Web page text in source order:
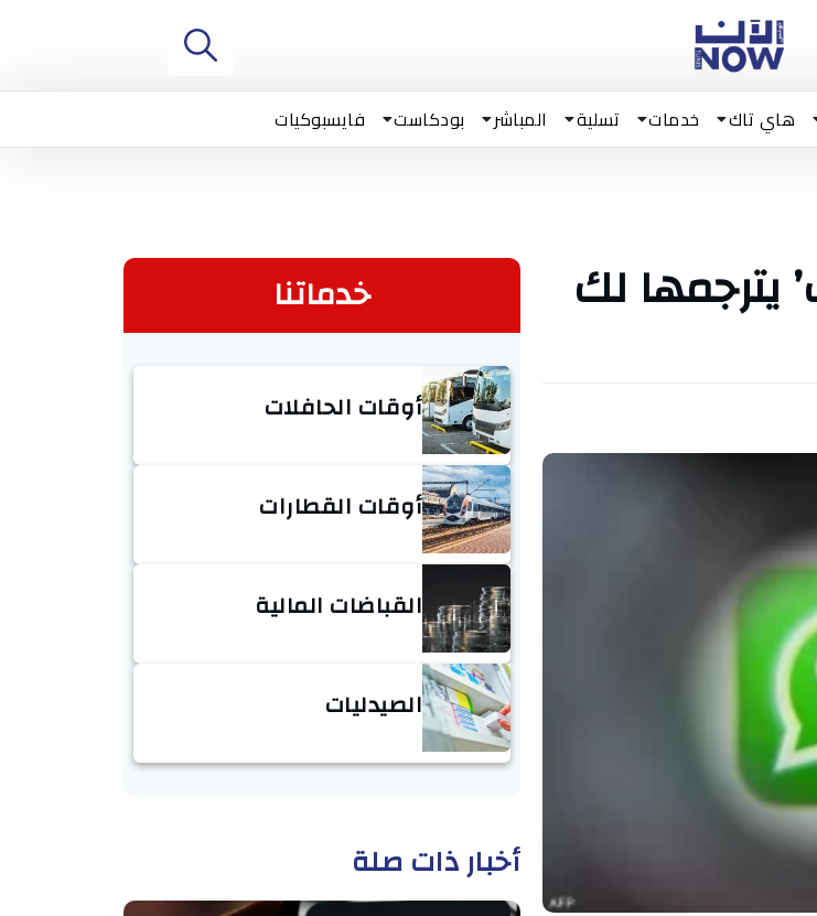
هاي تاك خدمات تسلية المباشر بودكاست فايسبوكيات
يترجمها لك خدماتنا
أوقات الحافلات
أوقات القطارات
القباضات المالية
الصيدليات
أخبار ذات صلة